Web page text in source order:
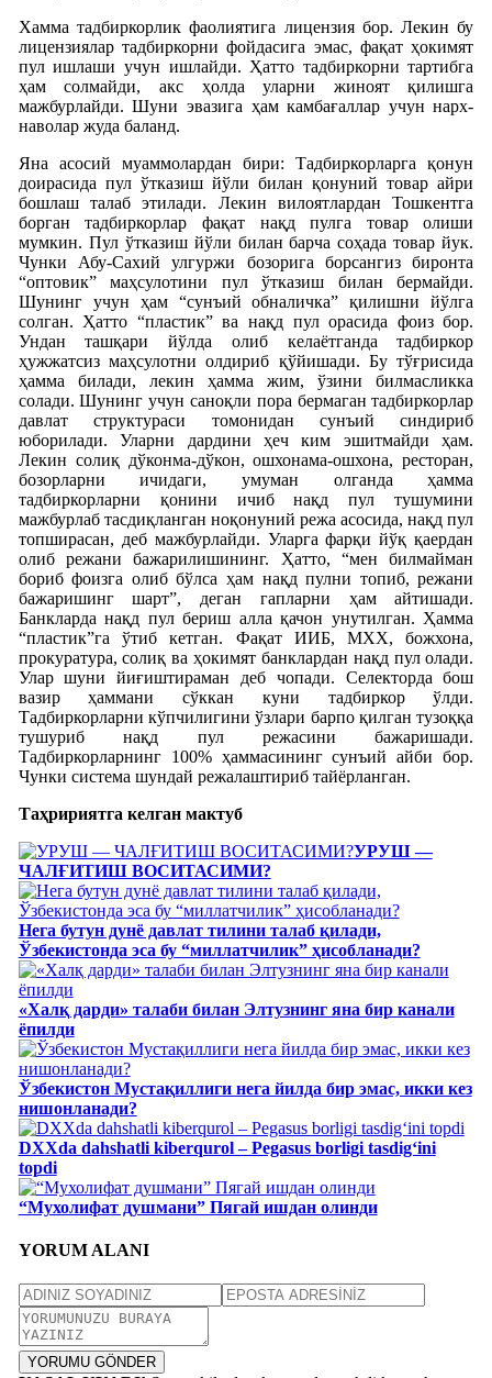
Хамма тадбиркорлик фаолиятига лицензия бор. Лекин бу
лицензиялар тадбиркорни фойдасига эмас, фақат ҳокимят
пул ишлаши учун ишлайди. Ҳатто тадбиркорни тартибга
ҳам солмайди, акс ҳолда уларни жиноят қилишга
мажбурлайди. Шуни эвазига ҳам камбағаллар учун нарх-
наволар жуда баланд.
Яна асосий муаммолардан бири: Тадбиркорларга қонун
доирасида пул ўтказиш йўли билан қонуний товар айри
бошлаш талаб этилади. Лекин вилоятлардан Тошкентга
борган тадбиркорлар фақат нақд пулга товар олиши
мумкин. Пул ўтказиш йўли билан барча соҳада товар йук.
Чунки Абу-Сахий улгуржи бозорига борсангиз биронта
“оптовик” маҳсулотини пул ўтказиш билан бермайди.
Шунинг учун ҳам “сунъий обналичка” қилишни йўлга
солган. Ҳатто “пластик” ва нақд пул орасида фоиз бор.
Ундан ташқари йўлда олиб келаётганда тадбиркор
ҳужжатсиз маҳсулотни олдириб қўйишади. Бу тўғрисида
ҳамма билади, лекин ҳамма жим, ўзини билмасликка
солади. Шунинг учун саноқли пора бермаган тадбиркорлар
давлат структураси томонидан сунъий синдириб
юборилади. Уларни дардини ҳеч ким эшитмайди ҳам.
Лекин солиқ дўконма-дўкон, ошхонама-ошхона, ресторан,
бозорларни ичидаги, умуман олганда ҳамма
тадбиркорларни қонини ичиб нақд пул тушумини
мажбурлаб тасдиқланган ноқонуний режа асосида, нақд пул
топширасан, деб мажбурлайди. Уларга фарқи йўқ қаердан
олиб режани бажарилишининг. Ҳатто, “мен билмайман
бориб фоизга олиб бўлса ҳам нақд пулни топиб, режани
бажаришинг шарт”, деган гапларни ҳам айтишади.
Банкларда нақд пул бериш алла қачон унутилган. Ҳамма
“пластик”га ўтиб кетган. Фақат ИИБ, МХХ, божхона,
прокуратура, солиқ ва ҳокимят банклардан нақд пул олади.
Улар шуни йиғиштираман деб чопади. Селекторда бош
вазир ҳаммани сўккан куни тадбиркор ўлди.
Тадбиркорларни кўпчилигини ўзлари барпо қилган тузоққа
тушуриб нақд пул режасини бажаришади.
Тадбиркорларнинг 100% ҳаммасининг сунъий айби бор.
Чунки система шундай режалаштириб тайёрланган.
Таҳририятга келган мактуб
УРУШ —
ЧАЛҒИТИШ ВОСИТАСИМИ?
Нега бутун дунё давлат тилини талаб қилади,
Ўзбекистонда эса бу “миллатчилик” ҳисобланади?
«Халқ дарди» талаби билан Элтузнинг яна бир канали
ёпилди
Ўзбекистон Мустақиллиги нега йилда бир эмас, икки кез
нишонланади?
DXXda dahshatli kiberqurol – Pegasus borligi tasdig‘ini
topdi
“Мухолифат душмани” Пягай ишдан олинди
YORUM ALANI
YORUMU GÖNDER